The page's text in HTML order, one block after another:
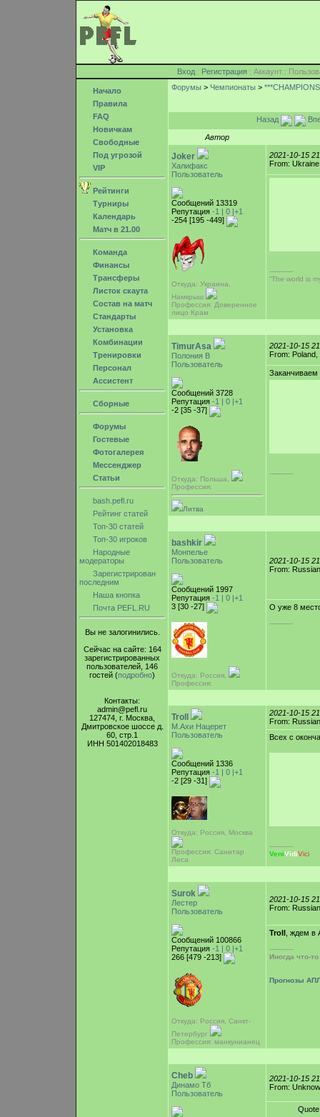
Вход : Регистрация : Аккаунт :
Начало
Правила
FAQ
Новичкам
Свободные
Под угрозой
VIP
Рейтинги
Турниры
Календарь
Матч в 21.00
Команда
Финансы
Трансферы
Листок скаута
Состав на матч
Стандарты
Установка
Комбинации
Тренировки
Персонал
Ассистент
Сборные
Форумы
Гостевые
Фотогалерея
Мессенджер
Статьи
bash.pefl.ru
Рейтинг статей
Топ-30 статей
Топ-30 игроков
Народные
модераторы
Зарегистрирован
последним
Наша кнопка
Почта PEFL.RU
Вы не залогинились.
Сейчас на сайте: 164
зарегистрированных
пользователей, 146
гостей (подробно)
Контакты:
admin@pefl.ru
127474, г. Москва,
Дмитровское шоссе д.
60, стр.1
ИНН 501402018483
Форумы > Чемпионаты >
Назад
Автор
Joker
Халифакс
Пользователь
Сообщений 13319
Репутация -1 | 0 |+1
-254 [195 -449]
Откуда: Украина,
Намкрыш
Профессия: Доверенное
лицо Крам
2021-10-15
From: Ukraine
-----------
“The world is
TimurAsa
Полония В
Пользователь
Сообщений 3728
Репутация -1 | 0 |+1
-2 [35 -37]
Откуда: Польша,
Профессия:
Литва
2021-10-15
From: Poland,
Заканчиваем
-----------
bashkir
Монпелье
Пользователь
Сообщений 1997
Репутация -1 | 0 |+1
3 [30 -27]
Откуда: Россия,
Профессия:
2021-10-15
From:
О уже 8
-----------
Troll
М.Ахи Нацерет
Пользователь
Сообщений 1336
Репутация -1 | 0 |+1
-2 [29 -31]
Откуда: Россия, Москва
Профессия: Санитар
Леса
2021-10-15
From:
Всех с
-----------
VeniVidiVici
Surok
Лестер
Пользователь
Сообщений 100866
Репутация -1 | 0 |+1
266 [479 -213]
Откуда: Россия, Санкт-
Петербург
Профессия: манкунианец
2021-10-15
From:
Troll , ждем
-----------
Иногда что-
Прогнозы
Cheb
Динамо Тб
Пользователь
2021-10-15
From:
Quote